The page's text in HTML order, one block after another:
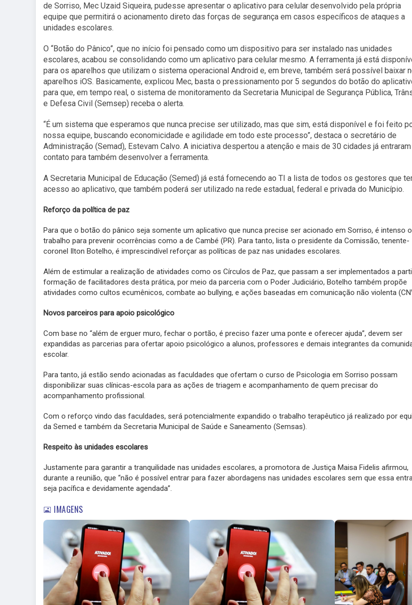
de Sorriso, Mec Uzaid Siqueira, pudesse apresentar o aplicativo para celular desenvolvido pela própria
equipe que permitirá o acionamento direto das forças de segurança em casos específicos de ataques a
unidades escolares.
O “Botão do Pânico”, que no início foi pensado como um dispositivo para ser instalado nas unidades
escolares, acabou se consolidando como um aplicativo para celular mesmo. A ferramenta já está
para os aparelhos que utilizam o sistema operacional Android e, em breve, também será possível baixar
aparelhos iOS. Basicamente, explicou Mec, basta o pressionamento por 5 segundos do botão do
para que, em tempo real, o sistema de monitoramento da Secretaria Municipal de Segurança Pública,
e Defesa Civil (Semsep) receba o alerta.
“É um sistema que esperamos que nunca precise ser utilizado, mas que sim, está disponível e foi feito
nossa equipe, buscando economicidade e agilidade em todo este processo”, destaca o secretário de
Administração (Semad), Estevam Calvo. A iniciativa despertou a atenção e mais de 30 cidades já
contato para também desenvolver a ferramenta.
A Secretaria Municipal de Educação (Semed) já está fornecendo ao TI a lista de todos os gestores que
acesso ao aplicativo, que também poderá ser utilizado na rede estadual, federal e privada do Município.
Reforço da política de paz
Para que o botão do pânico seja somente um aplicativo que nunca precise ser acionado em Sorriso, é intenso o
trabalho para prevenir ocorrências como a de Cambé (PR). Para tanto, lista o presidente da Comissão, tenente-
coronel Ilton Botelho, é imprescindível reforçar as políticas de paz nas unidades escolares.
Além de estimular a realização de atividades como os Círculos de Paz, que passam a ser implementados a
formação de facilitadores desta prática, por meio da parceria com o Poder Judiciário, Botelho também propõe
atividades como cultos ecumênicos, combate ao bullying, e ações baseadas em comunicação não violenta
Novos parceiros para apoio psicológico
Com base no “além de erguer muro, fechar o portão, é preciso fazer uma ponte e oferecer ajuda”, devem ser
expandidas as parcerias para ofertar apoio psicológico a alunos, professores e demais integrantes da
escolar.
Para tanto, já estão sendo acionadas as faculdades que ofertam o curso de Psicologia em Sorriso possam
disponibilizar suas clínicas-escola para as ações de triagem e acompanhamento de quem precisar do
acompanhamento profissional.
Com o reforço vindo das faculdades, será potencialmente expandido o trabalho terapêutico já realizado por
da Semed e também da Secretaria Municipal de Saúde e Saneamento (Semsas).
Respeito às unidades escolares
Justamente para garantir a tranquilidade nas unidades escolares, a promotora de Justiça Maisa Fidelis afirmou,
durante a reunião, que “não é possível entrar para fazer abordagens nas unidades escolares sem que essa
seja pacífica e devidamente agendada”.
IMAGENS